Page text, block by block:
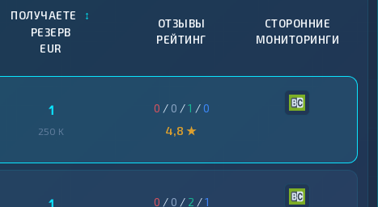
ПОЛУЧАЕТЕ ↕
РЕЗЕРВ
EUR
ОТЗЫВЫ
РЕЙТИНГ
СТОРОННИЕ
МОНИТОРИНГИ
1
250 K
0 / 0 /1 /0
4,8 ★
1 0 / 0 / 2 /1